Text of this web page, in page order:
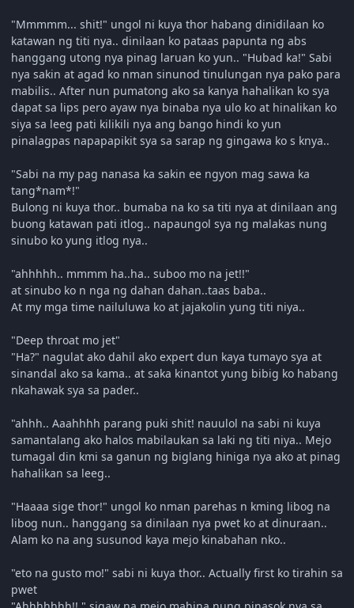
"Mmmmm... shit!" ungol ni kuya thor habang dinidilaan ko
katawan ng titi nya.. dinilaan ko pataas papunta ng abs
hanggang utong nya pinag laruan ko yun.. "Hubad ka!" Sabi
nya sakin at agad ko nman sinunod tinulungan nya pako para
mabilis.. After nun pumatong ako sa kanya hahalikan ko sya
dapat sa lips pero ayaw nya binaba nya ulo ko at hinalikan ko
siya sa leeg pati kilikili nya ang bango hindi ko yun
pinalagpas napapapikit sya sa sarap ng gingawa ko s knya..
"Sabi na my pag nanasa ka sakin ee ngyon mag sawa ka
tang*nam*!"
Bulong ni kuya thor.. bumaba na ko sa titi nya at dinilaan ang
buong katawan pati itlog.. napaungol sya ng malakas nung
sinubo ko yung itlog nya..
"ahhhhh.. mmmm ha..ha.. suboo mo na jet!!"
at sinubo ko n nga ng dahan dahan..taas baba..
At my mga time nailuluwa ko at jajakolin yung titi niya..
"Deep throat mo jet"
"Ha?" nagulat ako dahil ako expert dun kaya tumayo sya at
sinandal ako sa kama.. at saka kinantot yung bibig ko habang
nkahawak sya sa pader..
"ahhh.. Aaahhhh parang puki shit! nauulol na sabi ni kuya
samantalang ako halos mabilaukan sa laki ng titi niya.. Mejo
tumagal din kmi sa ganun ng biglang hiniga nya ako at pinag
hahalikan sa leeg..
"Haaaa sige thor!" ungol ko nman parehas n kming libog na
libog nun.. hanggang sa dinilaan nya pwet ko at dinuraan..
Alam ko na ang susunod kaya mejo kinabahan nko..
"eto na gusto mo!" sabi ni kuya thor.. Actually first ko tirahin sa
pwet